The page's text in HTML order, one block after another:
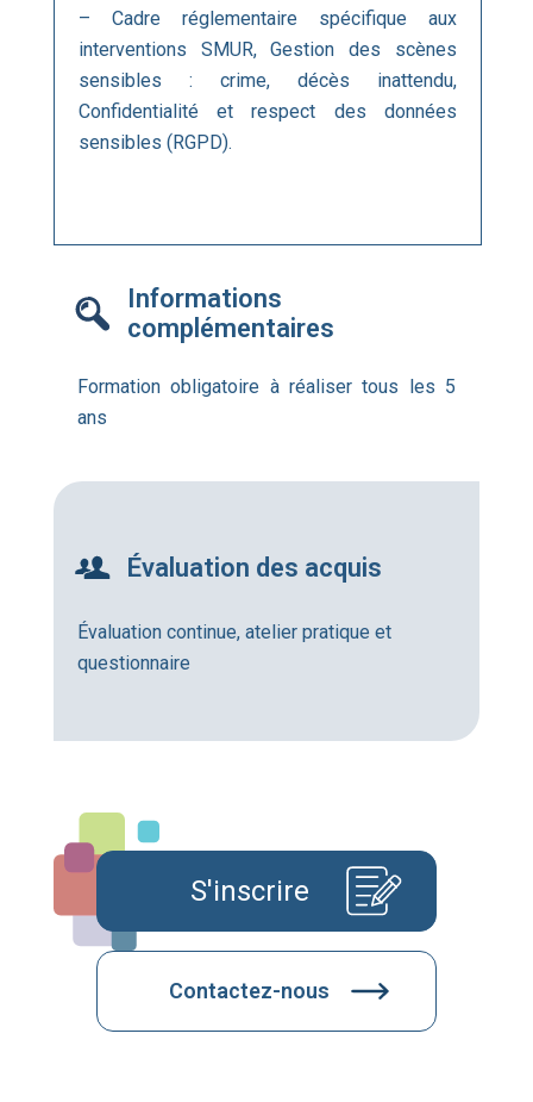
– Cadre réglementaire spécifique aux
interventions SMUR, Gestion des scènes
sensibles : crime, décès inattendu,
Confidentialité et respect des données
sensibles (RGPD).
Informations
complémentaires
Formation obligatoire à réaliser tous les 5
ans
Évaluation des acquis
Évaluation continue, atelier pratique et
questionnaire
S'inscrire
Contactez-nous